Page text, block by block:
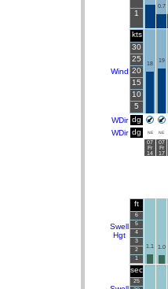
1
0.7
Wind
kts
30
25
20
15
10
5
18
19
WDir dg
WDir dg NE NE
07
Fr
14
07
Fr
17
Swell
Hgt
ft
6
5
4
3
2
1
1.1 1.0
sec
25